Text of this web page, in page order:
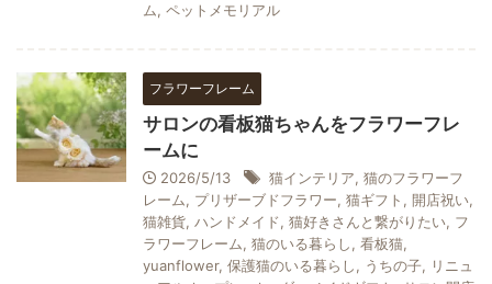
ム, ペットメモリアル
フラワーフレーム
サロンの看板猫ちゃんをフラワーフレ
ームに
2026/5/13 猫インテリア, 猫のフラワーフ
レーム, プリザーブドフラワー, 猫ギフト , 開店祝い,
猫雑貨, ハンドメイド, 猫好きさんと繋がりたい, フ
ラワーフレーム, 猫のいる暮らし, 看板猫,
yuanflower, 保護猫のいる暮らし, うちの子, リニュ